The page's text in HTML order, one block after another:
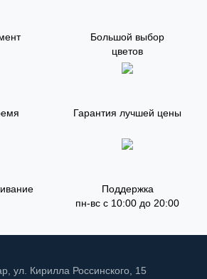
Большой выбор
цветов
Гарантия лучшей цены
Поддержка
пн-вс с 10:00 до 20:00
ул. Кирилла Россинского, 15